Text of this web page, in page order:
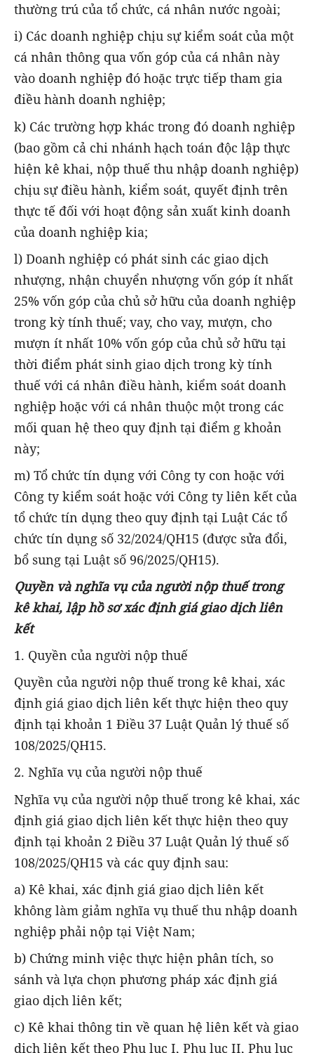
thường trú của tổ chức, cá nhân nước ngoài;
i) Các doanh nghiệp chịu sự kiểm soát của một
cá nhân thông qua vốn góp của cá nhân này
vào doanh nghiệp đó hoặc trực tiếp tham gia
điều hành doanh nghiệp;
k) Các trường hợp khác trong đó doanh nghiệp
(bao gồm cả chi nhánh hạch toán độc lập thực
hiện kê khai, nộp thuế thu nhập doanh nghiệp)
chịu sự điều hành, kiểm soát, quyết định trên
thực tế đối với hoạt động sản xuất kinh doanh
của doanh nghiệp kia;
l) Doanh nghiệp có phát sinh các giao dịch
nhượng, nhận chuyển nhượng vốn góp ít nhất
25% vốn góp của chủ sở hữu của doanh nghiệp
trong kỳ tính thuế; vay, cho vay, mượn, cho
mượn ít nhất 10% vốn góp của chủ sở hữu tại
thời điểm phát sinh giao dịch trong kỳ tính
thuế với cá nhân điều hành, kiểm soát doanh
nghiệp hoặc với cá nhân thuộc một trong các
mối quan hệ theo quy định tại điểm g khoản
này;
m) Tổ chức tín dụng với Công ty con hoặc với
Công ty kiểm soát hoặc với Công ty liên kết của
tổ chức tín dụng theo quy định tại Luật Các tổ
chức tín dụng số 32/2024/QH15 (được sửa đổi,
bổ sung tại Luật số 96/2025/QH15).
Quyền và nghĩa vụ của người nộp thuế trong
kê khai, lập hồ sơ xác định giá giao dịch liên
kết
1. Quyền của người nộp thuế
Quyền của người nộp thuế trong kê khai, xác
định giá giao dịch liên kết thực hiện theo quy
định tại khoản 1 Điều 37 Luật Quản lý thuế số
108/2025/QH15.
2. Nghĩa vụ của người nộp thuế
Nghĩa vụ của người nộp thuế trong kê khai, xác
định giá giao dịch liên kết thực hiện theo quy
định tại khoản 2 Điều 37 Luật Quản lý thuế số
108/2025/QH15 và các quy định sau:
a) Kê khai, xác định giá giao dịch liên kết
không làm giảm nghĩa vụ thuế thu nhập doanh
nghiệp phải nộp tại Việt Nam;
b) Chứng minh việc thực hiện phân tích, so
sánh và lựa chọn phương pháp xác định giá
giao dịch liên kết;
c) Kê khai thông tin về quan hệ liên kết và giao
dịch liên kết theo Phụ lục I, Phụ lục II, Phụ lục